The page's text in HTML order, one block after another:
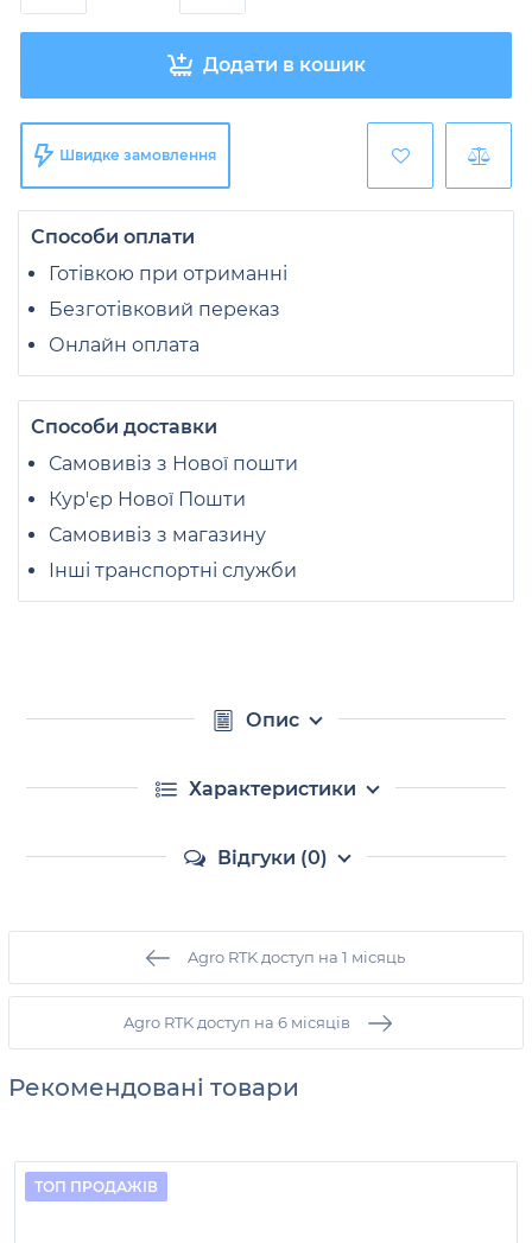
Додати в кошик
Швидке замовлення
Способи оплати
Готівкою при отриманні
Безготівковий переказ
Онлайн оплата
Способи доставки
Самовивіз з Нової пошти
Кур'єр Нової Пошти
Самовивіз з магазину
Інші транспортні служби
Опис
Характеристики
Відгуки (0)
Agro RTK доступ на 1 місяць
Agro RTK доступ на 6 місяців
Рекомендовані товари
ТОП ПРОДАЖІВ